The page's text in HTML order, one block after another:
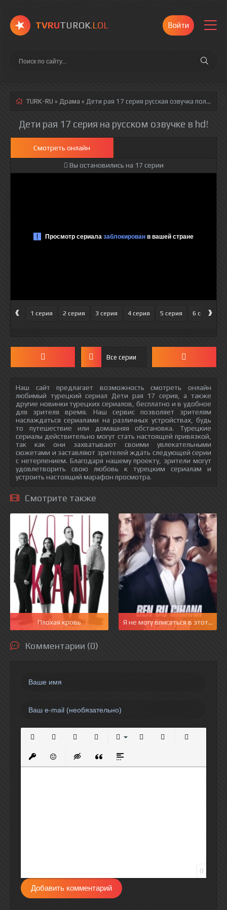
TVRUTUROK.LOL Войти
TURK-RU » Драма » Дети рая 17 серия русская озвучка полностью смотреть онлайн!
Дети рая 17 серия на русском озвучке в hd!
Смотреть онлайн
Вы остановились на 17 серии
‹ 1 серия 2 серия 3 серия 4 серия 5 серия 6 серия
›
Все серии
Наш сайт предлагает возможность смотреть онлайн
любимый турецкий сериал Дети рая 17 серия, а также
другие новинки турецких сериалов, бесплатно и в удобное
для зрителя время. Наш сервис позволяет зрителям
наслаждаться сериалами на различных устройствах, будь
то путешествие или домашняя обстановка. Турецкие
сериалы действительно могут стать настоящей привязкой,
так как они захватывают своими увлекательными
сюжетами и заставляют зрителей ждать следующей серии
с нетерпением. Благодаря нашему проекту, зрители могут
удовлетворить свою любовь к турецким сериалам и
устроить настоящий марафон просмотра.
Смотрите также
Плохая кровь Я не могу вписаться в этот мир
Комментарии (0)
Вставить защищенную ссылку
Вставить смайлик
Вставка скрытого текста
Вставка цитаты
Вставка спойлера
0
Добавить комментарий